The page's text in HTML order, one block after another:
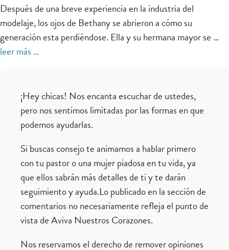
Después de una breveexperiencia enla industria del
modelaje, los ojos de Bethanyse abrieron acómosu
generación esta perdiéndose. Ella y su hermana mayorse …
leer más …
¡Hey chicas! Nos encanta escuchar de ustedes,
pero nos sentimos limitadas por las formas en que
podemos ayudarlas.
Si buscas consejo te animamos a hablar primero
con tu pastor o una mujer piadosa en tu vida, ya
que ellos sabrán más detalles de ti y te darán
seguimiento y ayuda.Lo publicado en la sección de
comentarios no necesariamente refleja el punto de
vista de Aviva Nuestros Corazones.
Nos reservamos el derecho de remover opiniones